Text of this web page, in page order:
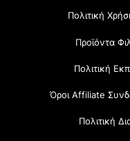
Πολιτική
Προϊόντα
Πολιτική
Όροι Affiliate
Πολιτική